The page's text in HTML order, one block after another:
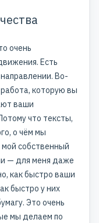
очень
Есть
Во-
которую вы
ваши
что тексты,
о чём мы
мой собственный
— для меня даже
как быстро ваши
быстро у них
Это очень
мы делаем по